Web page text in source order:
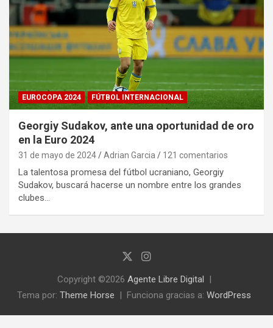
EUROCOPA 2024 FÚTBOL INTERNACIONAL
Georgiy Sudakov, ante una oportunidad de oro
en la Euro 2024
31 de mayo de 2024 Adrian Garcia 121 comentarios
La talentosa promesa del fútbol ucraniano, Georgiy
Sudakov, buscará hacerse un nombre entre los grandes
clubes…
Copyright ©2026 Agente Libre Digital
Tema por: Theme Horse Funciona gracias a: WordPress